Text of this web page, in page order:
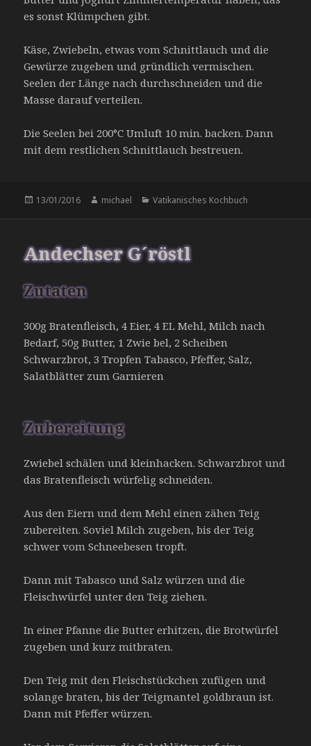
es sonst Klümpchen gibt.
Käse, Zwiebeln, etwas vom Schnittlauch und die
Gewürze zugeben und gründlich vermischen.
Seelen der Länge nach durchschneiden und die
Masse darauf verteilen.
Die Seelen bei 200°C Umluft 10 min. backen. Dann
mit dem restlichen Schnittlauch bestreuen.
Veröffentlicht
13/01/2016 Autor
michael Kategorien
Vatikanisches Kochbuch
Andechser G´röstl
Zutaten
300g Bratenfleisch, 4 Eier, 4 EL Mehl, Milch nach
Bedarf, 50g Butter, 1 Zwie bel, 2 Scheiben
Schwarzbrot, 3 Tropfen Tabasco, Pfeffer, Salz,
Salatblätter zum Garnieren
Zubereitung
Zwiebel schälen und kleinhacken. Schwarzbrot und
das Bratenfleisch würfelig schneiden.
Aus den Eiern und dem Mehl einen zähen Teig
zubereiten. Soviel Milch zugeben, bis der Teig
schwer vom Schneebesen tropft.
Dann mit Tabasco und Salz würzen und die
Fleischwürfel unter den Teig ziehen.
In einer Pfanne die Butter erhitzen, die Brotwürfel
zugeben und kurz mitbraten.
Den Teig mit den Fleischstückchen zufügen und
solange braten, bis der Teigmantel goldbraun ist.
Dann mit Pfeffer würzen.